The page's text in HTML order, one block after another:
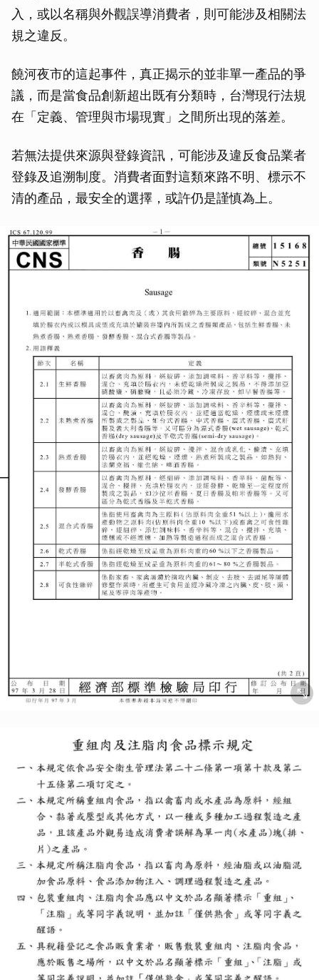
入，或以名稱與外觀誤導消費者，則可能涉及相關法
規之違反。
饒河夜市的這起事件，真正揭示的並非單一產品的爭
議，而是當食品創新超出既有分類時，台灣現行法規
在「定義、管理與市場現實」之間所出現的落差。
若無法提供來源與登錄資訊，可能涉及違反食品業者
登錄及追溯制度。消費者面對這類來路不明、標示不
清的產品，最安全的選擇，或許仍是謹慎為上。